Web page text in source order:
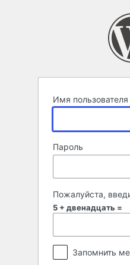
Имя
Пароль
Пожалуйста,
5 + двенадцать =
Запомнить